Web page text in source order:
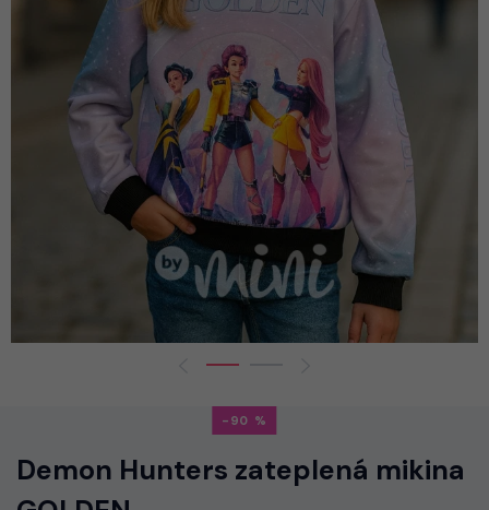
-90
Demon Hunters zateplená mikina